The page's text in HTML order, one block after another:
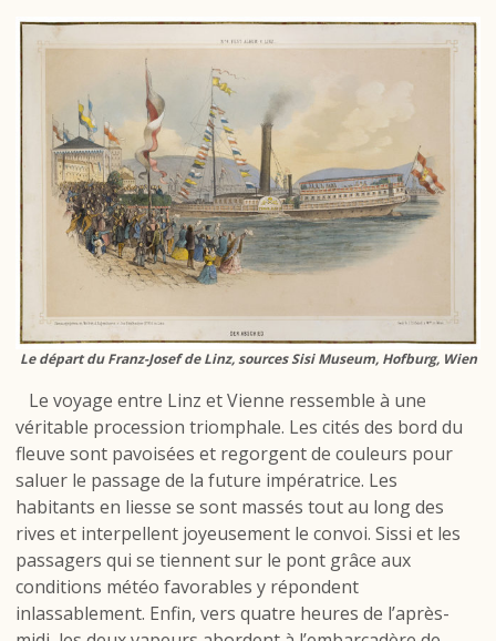
Le départ du Franz-Josef de Linz, sources Sisi Museum, Hofburg, Wien
Le voyage entre Linz et Vienne ressemble à une
véritable procession triomphale. Les cités des bord du
fleuve sont pavoisées et regorgent de couleurs pour
saluer le passage de la future impératrice. Les
habitants en liesse se sont massés tout au long des
rives et interpellent joyeusement le convoi. Sissi et les
passagers qui se tiennent sur le pont grâce aux
conditions météo favorables y répondent
inlassablement. Enfin, vers quatre heures de l’après-